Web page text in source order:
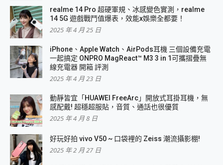
realme 14 Pro 超硬軍規、冰感變色實測，realme
14 5G 遊戲戰鬥值爆表，效能x娛樂全都要！
2025 年 4 月 25 日
iPhone、Apple Watch、AirPods耳機 三個設備充電
一起搞定 ONPRO MagReact™ M3 3 in 1可攜摺疊無
線充電器 開箱 評測
2025 年 4 月 23 日
動靜皆宜「HUAWEI FreeArc」開放式耳掛耳機，無
感配戴! 超穩超服貼，音質、通話也很優質
2025 年 4 月 8 日
好玩好拍 vivo V50 ~ 口袋裡的 Zeiss 潮流攝影棚!
2025 年 2 月 27 日